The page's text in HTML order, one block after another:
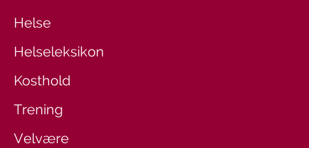
Helse
Helseleksikon
Kosthold
Trening
Velvære